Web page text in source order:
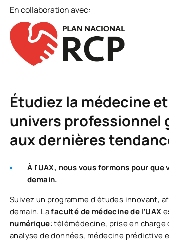
En collaboration avec:
Étudiez la médecine
univers professionnel
aux dernières
À l'UAX, nous vous formons pour
demain.
Suivez un programme d'études innovant,
demain. Lafaculté de médecine de l’UAX
numérique: télémédecine, prise en
analyse de données, médecine prédictive